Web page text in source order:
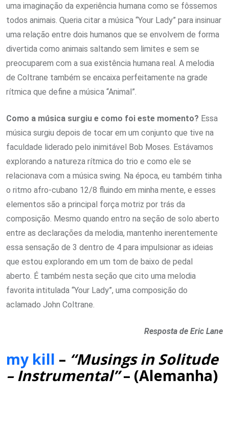
uma imaginação da experiência humana como se fôssemos
todos animais. Queria citar a música “Your Lady” para insinuar
uma relação entre dois humanos que se envolvem de forma
divertida como animais saltando sem limites e sem se
preocuparem com a sua existência humana real. A melodia
de Coltrane também se encaixa perfeitamente na grade
rítmica que define a música “Animal”.
Como a música surgiu e como foi este momento? Essa
música surgiu depois de tocar em um conjunto que tive na
faculdade liderado pelo inimitável Bob Moses. Estávamos
explorando a natureza rítmica do trio e como ele se
relacionava com a música swing. Na época, eu também tinha
o ritmo afro-cubano 12/8 fluindo em minha mente, e esses
elementos são a principal força motriz por trás da
composição. Mesmo quando entro na seção de solo aberto
entre as declarações da melodia, mantenho inerentemente
essa sensação de 3 dentro de 4 para impulsionar as ideias
que estou explorando em um tom de baixo de pedal
aberto. É também nesta seção que cito uma melodia
favorita intitulada “Your Lady”, uma composição do
aclamado John Coltrane.
Resposta de Eric Lane
my kill – “Musings in Solitude
– Instrumental”– (Alemanha)